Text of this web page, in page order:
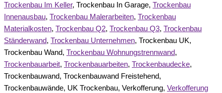
Trockenbau Im Keller, Trockenbau In Garage, Trockenbau
Innenausbau, Trockenbau Malerarbeiten, Trockenbau
Materialkosten, Trockenbau Q2, Trockenbau Q3, Trockenbau
Ständerwand, Trockenbau Unternehmen, Trockenbau UK,
Trockenbau Wand, Trockenbau Wohnungstrennwand,
Trockenbauarbeit, Trockenbauarbeiten, Trockenbaudecke,
Trockenbauwand, Trockenbauwand Freistehend,
Trockenbauwände, UK Trockenbau, Verkofferung, Verkofferung